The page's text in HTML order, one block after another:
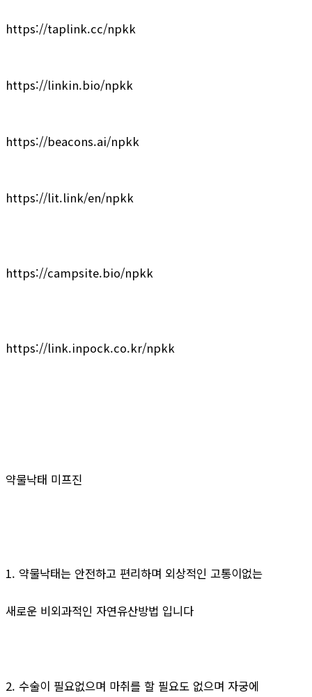
https://taplink.cc/npkk
https://linkin.bio/npkk
https://beacons.ai/npkk
https://lit.link/en/npkk
https://campsite.bio/npkk
https://link.inpock.co.kr/npkk
약물낙태 미프진
1. 약물낙태는 안전하고 편리하며 외상적인 고통이없는
새로운 비외과적인 자연유산방법 입니다
2. 수술이 필요없으며 마취를 할 필요도 없으며 자궁에